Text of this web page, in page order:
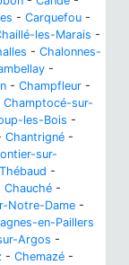
- Carquefou -
les-Marais -
- Chalonnes-
-
- Champfleur -
Champtocé-sur-
les-Bois -
Chantrigné -
sur-
-
Chauché -
Notre-Dame -
en-Paillers
Argos -
- Chemazé -